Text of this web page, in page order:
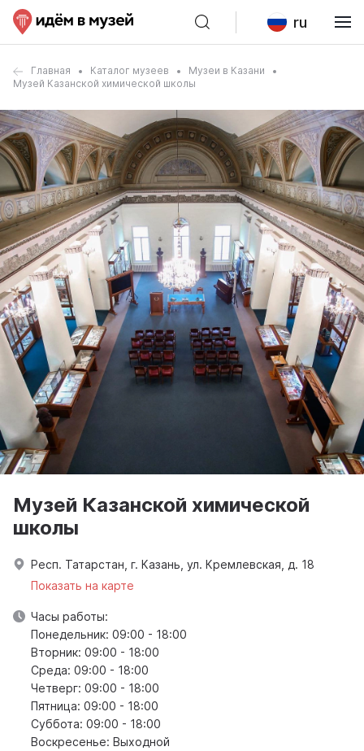
ru
Главная Каталог музеев
Музеи в Казани
Музей Казанской химической школы
Музей Казанской химической
школы
Респ. Татарстан, г. Казань, ул. Кремлевская, д. 18
Показать на карте
Часы работы:
Понедельник: 09:00 - 18:00
Вторник: 09:00 - 18:00
Среда: 09:00 - 18:00
Четверг: 09:00 - 18:00
Пятница: 09:00 - 18:00
Суббота: 09:00 - 18:00
Воскресенье: Выходной